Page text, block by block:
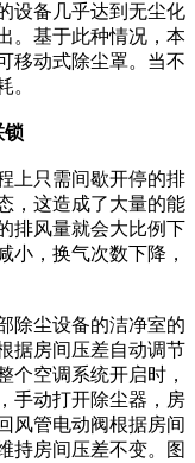
备几乎达到无尘化
。基于此种情况，本
移动式除尘罩。当不
。
只需间歇开停的排
，这造成了大量的能
排风量就会大比例下
小，换气次数下降，
尘设备的洁净室的
据房间压差自动调节
个空调系统开启时，
手动打开除尘器，房
风管电动阀根据房间
持房间压差不变。图